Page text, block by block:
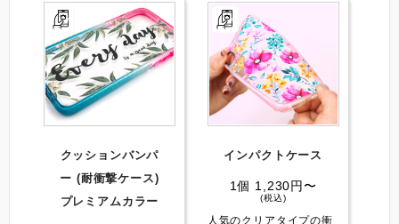
クッションバンパ
ー️ (耐衝撃ケース)
プレミアムカラー
インパクトケース️
1個 1,230円〜
(税込)
人気のクリアタイプの衝